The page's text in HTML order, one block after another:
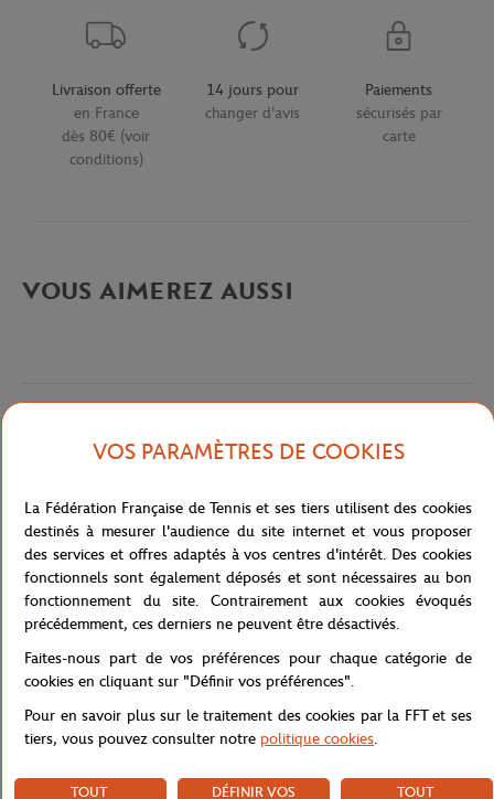
Livraison offerte
en France
dès 80€ (voir
conditions)
14 jours pour
changer d'avis
Paiements
sécurisés par
carte
VOUS AIMEREZ AUSSI
Livraison et retours
VOS PARAMÈTRES DE COOKIES
La Fédération Française de Tennis et ses tiers utilisent des cookies
destinés à mesurer l'audience du site internet et vous proposer
des services et offres adaptés à vos centres d'intérêt. Des cookies
fonctionnels sont également déposés et sont nécessaires au bon
fonctionnement du site. Contrairement aux cookies évoqués
précédemment, ces derniers ne peuvent être désactivés.
Faites-nous part de vos préférences pour chaque catégorie de
cookies en cliquant sur "Définir vos préférences".
Pour en savoir plus sur le traitement des cookies par la FFT et ses
tiers, vous pouvez consulter notre politique cookies.
TOUT
DÉFINIR VOS
TOUT